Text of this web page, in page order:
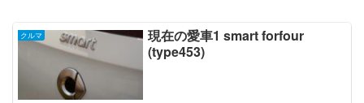
クルマ
現在の愛車1 smart forfour
(type453)